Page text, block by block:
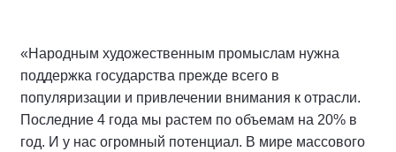
«Народным художественным промыслам нужна
поддержка государства прежде всего в
популяризации и привлечении внимания к отрасли.
Последние 4 года мы растем по объемам на 20% в
год. И у нас огромный потенциал. В мире массового